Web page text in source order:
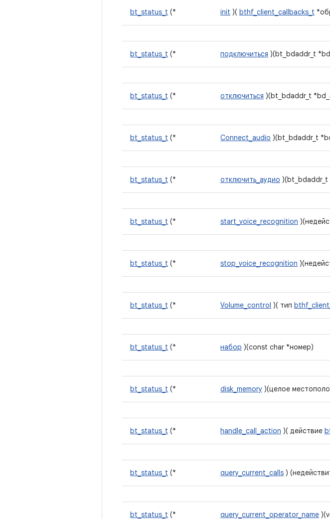
bt_status_t (* init )( bthf_client_callbacks_t
bt_status_t (* подключиться )(bt_bdaddr_t
bt_status_t (* отключиться )(bt_bdaddr_t
bt_status_t (* Connect_audio )(bt_bdaddr_t
bt_status_t (* отключить_аудио
bt_status_t (* start_voice_recognition
bt_status_t (* stop_voice_recognition
bt_status_t (* Volume_control )( тип
bt_status_t (* набор )(const char *номер)
bt_status_t (* disk_memory )(целое
bt_status_t (* handle_call_action )( действие
bt_status_t (* query_current_calls )
bt_status_t (* query_current_operator_name